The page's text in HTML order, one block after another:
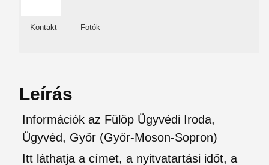
Kontakt Fotók
Leírás
Információk az Fülöp Ügyvédi Iroda,
Ügyvéd, Győr (Győr-Moson-Sopron)
Itt láthatja a címet, a nyitvatartási időt, a